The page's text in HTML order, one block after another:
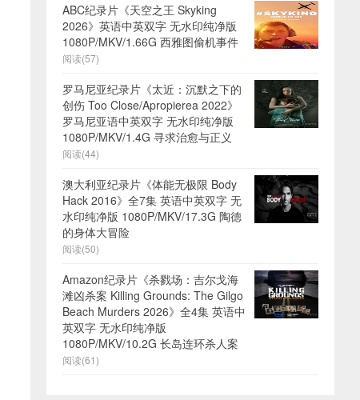
ABC纪录片《天空之王 Skyking
2026》英语中英双字 无水印纯净版
1080P/MKV/1.66G 西雅图偷机事件
阅读(57)
罗马尼亚纪录片《太近：沉默之下的
创伤 Too Close/Apropierea 2022》
罗马尼亚语中英双字 无水印纯净版
1080P/MKV/1.4G 寻求治愈与正义
阅读(44)
澳大利亚纪录片《体能无极限 Body
Hack 2016》全7集 英语中英双字 无
水印纯净版 1080P/MKV/17.3G 陶德
的身体大冒险
阅读(50)
Amazon纪录片《杀戮场：吉尔戈海
滩凶杀案 Killing Grounds: The Gilgo
Beach Murders 2026》全4集 英语中
英双字 无水印纯净版
1080P/MKV/10.2G 长岛连环杀人案
阅读(61)